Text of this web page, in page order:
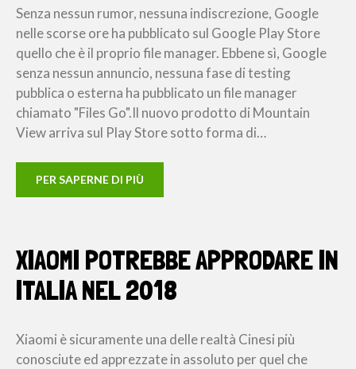
Senza nessun rumor, nessuna indiscrezione, Google
nelle scorse ore ha pubblicato sul Google Play Store
quello che è il proprio file manager. Ebbene sì, Google
senza nessun annuncio, nessuna fase di testing
pubblica o esterna ha pubblicato un file manager
chiamato "Files Go".Il nuovo prodotto di Mountain
View arriva sul Play Store sotto forma di…
PER SAPERNE DI PIÙ
XIAOMI POTREBBE APPRODARE IN
ITALIA NEL 2018
Xiaomi è sicuramente una delle realtà Cinesi più
conosciute ed apprezzate in assoluto per quel che